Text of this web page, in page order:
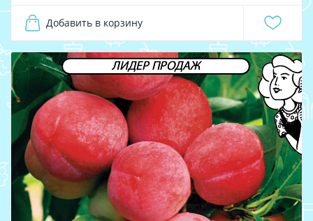
Добавить в корзину
ЛИДЕР ПРОДАЖ